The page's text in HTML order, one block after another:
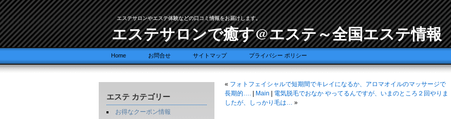
エステサロンやエステ体験などの口コミ情報をお届けします。
エステサロンで癒す@エステ～全国エステ情報
Home お問合せ サイトマップ プライバシー ポリシー
エステ カテゴリー
お得なクーポン情報
« フォトフェイシャルで短期間でキレイになるか、アロマオイルのマッサージで
長期的….
Main
電気脱毛でおなか やってるんですが、いまのところ２回やりま
したが、しっかり毛は… »